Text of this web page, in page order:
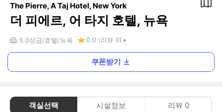
The Pierre, A Taj Hotel, New York
더 피에르, 어 타지 호텔, 뉴욕
5.0성급 호텔 뉴욕 0.0 (리뷰 0)
쿠폰받기
객실선택 시설정보 리뷰 0